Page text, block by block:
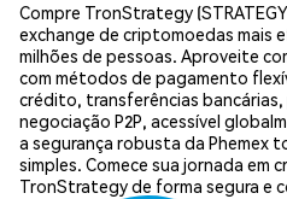
Compre TronStrategy
exchange de criptomoedas mais
milhões de pessoas. Aproveite
com métodos de pagamento
crédito, transferências
negociação P2P, acessível
a segurança robusta da Phemex
simples. Comece sua jornada
TronStrategy de forma segura e